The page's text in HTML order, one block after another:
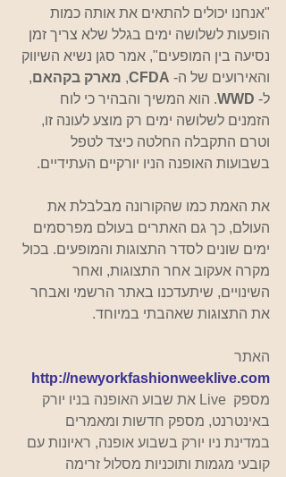
"אנחנו יכולים להתאים את אותה כמות
הופעות לשלושה ימים בגלל שלא צריך זמן
נסיעה בין המופעים", אמר סגן נשיא השיווק
והאירועים של ה- CFDA
, מארק בקהאם,
ל- WWD. הוא המשיך והבהיר כי לוח
הזמנים לשלושה ימים רק מוצע לעונה זו,
וטרם התקבלה החלטה כיצד לטפל
בשבועות האופנה הניו יורקיים העתידיים.
את האמת כמו שהקורונה מבלבלת את
העולם, כך גם האתרים בעולם מפרסמים
ימים שונים לסדר התצוגות והמופעים. בכול
מקרה אעקוב אחר התצוגות, ואחר
השינויים, שיתעדכנו באתר הרשמי ואבחר
את התצוגות שאהבתי במיוחד.
האתר
http://newyorkfashionweeklive.com
מספק  Live את שבוע האופנה בניו יורק
באינטרנט, מספק חדשות ומאמרים
במדינת ניו יורק בשבוע אופנה, ראיונות עם
קובעי מגמות ותוכניות מסלול זרימה